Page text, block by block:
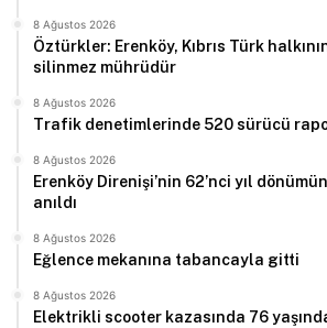
8 Ağustos 2026
Öztürkler: Erenköy, Kıbrıs Türk
silinmez mührüdür
8 Ağustos 2026
Trafik denetimlerinde 520 sürücü
8 Ağustos 2026
Erenköy Direnişi’nin 62’nci yıl
anıldı
8 Ağustos 2026
Eğlence mekanına tabancayla gitti
8 Ağustos 2026
Elektrikli scooter kazasında 76